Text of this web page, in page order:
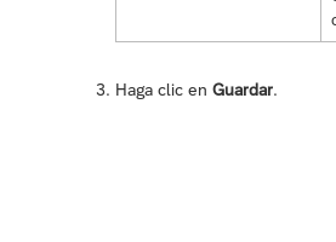
Haga clic en Guardar.